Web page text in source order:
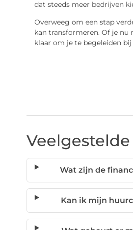
dat steeds meer bedrijven
Overweeg om een stap
kan transformeren. Of je
klaar om je te begeleiden
Wat zijn de
Kan ik mijn